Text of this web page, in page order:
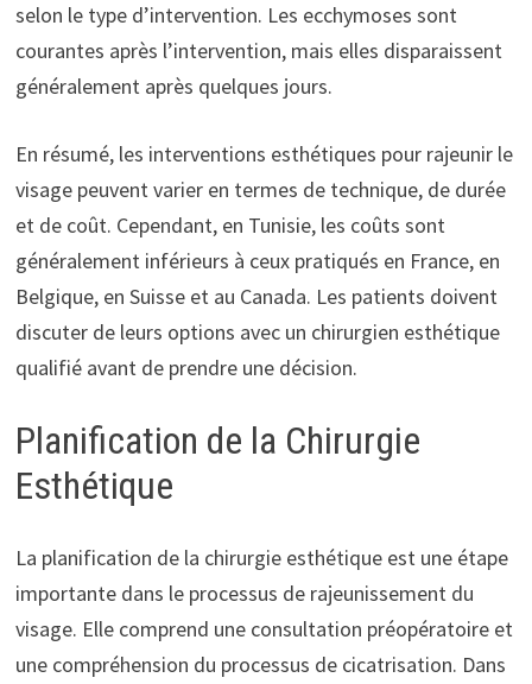
selon le type d’intervention. Les ecchymoses sont
courantes après l’intervention, mais elles disparaissent
généralement après quelques jours.
En résumé, les interventions esthétiques pour rajeunir le
visage peuvent varier en termes de technique, de durée
et de coût. Cependant, en Tunisie, les coûts sont
généralement inférieurs à ceux pratiqués en France, en
Belgique, en Suisse et au Canada. Les patients doivent
discuter de leurs options avec un chirurgien esthétique
qualifié avant de prendre une décision.
Planification de la Chirurgie
Esthétique
La planification de la chirurgie esthétique est une étape
importante dans le processus de rajeunissement du
visage. Elle comprend une consultation préopératoire et
une compréhension du processus de cicatrisation. Dans